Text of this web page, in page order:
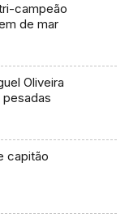
campeão
de mar
Oliveira
capitão